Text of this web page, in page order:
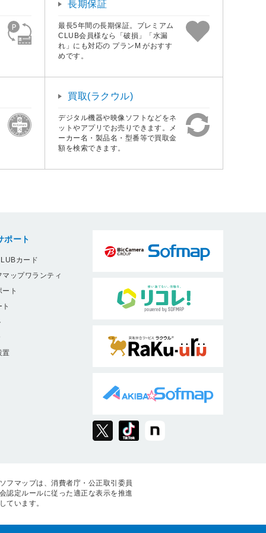
長期保証
最長5年間の長期保証。プレミアム
CLUB会員様なら「破損」「水漏
れ」にも対応の プランM がおすす
めです。
買取(ラクウル)
デジタル機器や映像ソフトなどをネ
ットやアプリでお売りできます。メ
ーカー名・製品名・型番等で買取金
額を検索できます。
ポート
カード
ップワランティ
ト
置
ソフマップは、消費者庁・公正取引委員
会認定ルールに従った適正な表示を推進
しています。